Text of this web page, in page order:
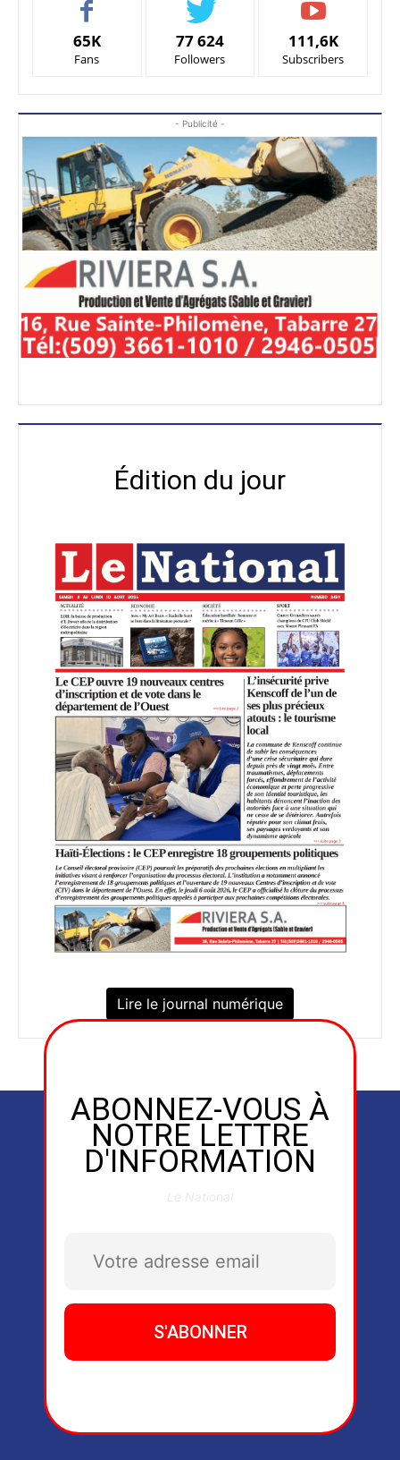
65K
Fans
77 624
Followers
111,6K
Subscribers
- Publicité -
Édition du jour
Lire le journal numérique
ABONNEZ-VOUS À
NOTRE LETTRE
D'INFORMATION